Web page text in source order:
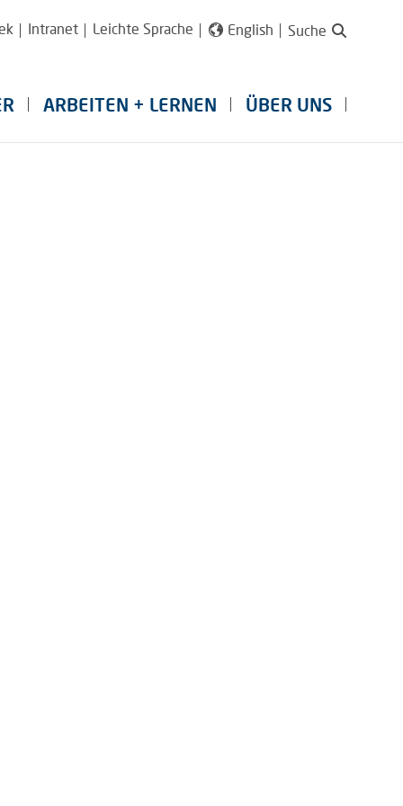
Intranet Leichte Sprache English Suche
ARBEITEN + LERNEN ÜBER UNS